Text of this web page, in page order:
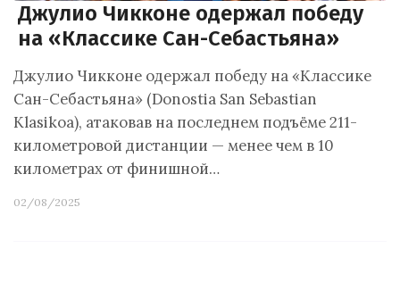
Джулио Чикконе одержал победу
на «Классике Сан-Себастьяна»
Джулио Чикконе одержал победу на «Классике
Сан-Себастьяна» (Donostia San Sebastian
Klasikoa), атаковав на последнем подъёме 211-
километровой дистанции — менее чем в 10
километрах от финишной…
02/08/2025